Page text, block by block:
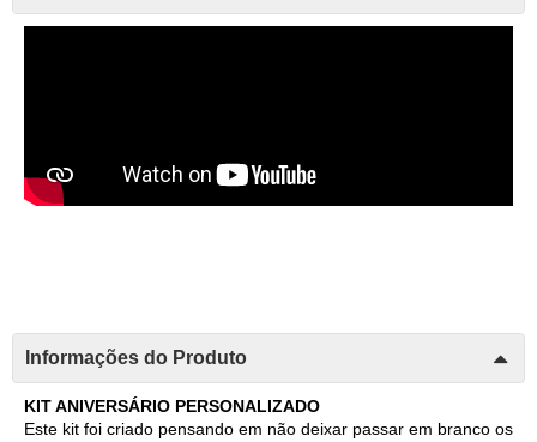
Informações do Produto
KIT ANIVERSÁRIO PERSONALIZADO
Este kit foi criado pensando em não deixar passar em branco os